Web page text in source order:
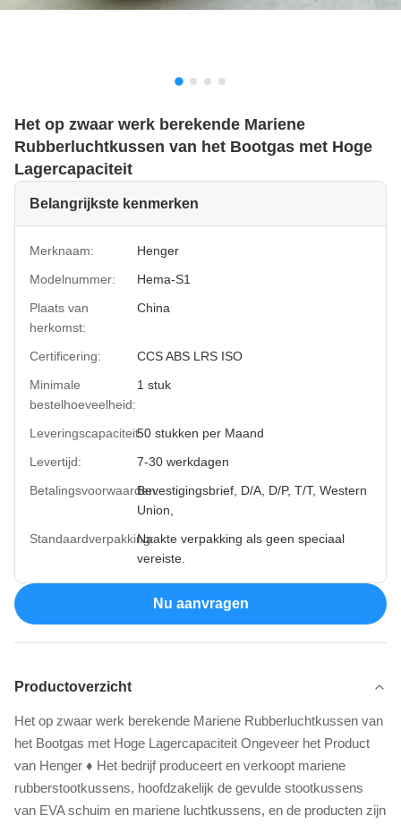
Het op zwaar werk berekende Mariene
Rubberluchtkussen van het Bootgas met Hoge
Lagercapaciteit
Belangrijkste kenmerken
Merknaam:
Henger
Modelnummer:
Hema-S1
Plaats van
herkomst:
China
Certificering:
CCS ABS LRS ISO
Minimale
bestelhoeveelheid:
1 stuk
Leveringscapaciteit:50 stukken per Maand
Levertijd:
7-30 werkdagen
Betalingsvoorwaarden:Bevestigingsbrief, D/A, D/P, T/T, Western
Union,
Standaardverpakking:Naakte verpakking als geen speciaal
vereiste.
Nu aanvragen
Productoverzicht
Het op zwaar werk berekende Mariene Rubberluchtkussen van
het Bootgas met Hoge Lagercapaciteit Ongeveer het Product
van Henger ♦ Het bedrijf produceert en verkoopt mariene
rubberstootkussens, hoofdzakelijk de gevulde stootkussens
van EVA schuim en mariene luchtkussens, en de producten zijn